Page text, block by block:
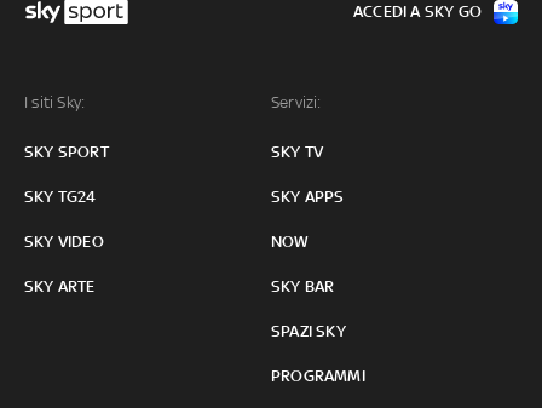
I siti Sky:
SKY SPORT
SKY TG24
SKY VIDEO
SKY ARTE
Servizi:
SKY TV
SKY APPS
NOW
SKY BAR
SPAZI SKY
PROGRAMMI
ACCEDI A SKY GO